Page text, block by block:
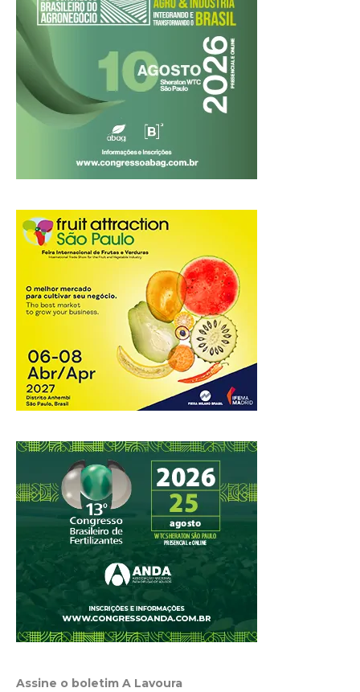
Assine o boletim A Lavoura